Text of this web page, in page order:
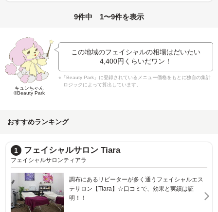
9件中 1〜9件を表示
キュンちゃん
©Beauty Park
この地域のフェイシャルの相場はだいたい
4,400円 くらいだワン！
※「Beauty Park」に登録されているメニュー価格をもとに独自の集計
ロジックによって算出しています。
おすすめランキング
2 スリムビューティハウス 調布店
スリムビューティハウスチョウフテン
【調布駅3分】《初回限定でお得に体験》大人気!!
【骨盤ダイエット】東洋美容×エステで健康美をGET
★